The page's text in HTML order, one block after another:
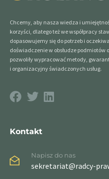
Chcemy, aby nasza wiedza i
korzyści, dlatego też we współpracy
dopasowujemy się do potrzeb i
doświadczenie w obsłudze
pozwoliły wypracować metody,
i organizacyjny świadczonych usług.
Kontakt
Napisz do nas
sekretariat@radcy-